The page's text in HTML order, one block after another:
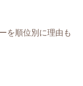
を順位別に理由も